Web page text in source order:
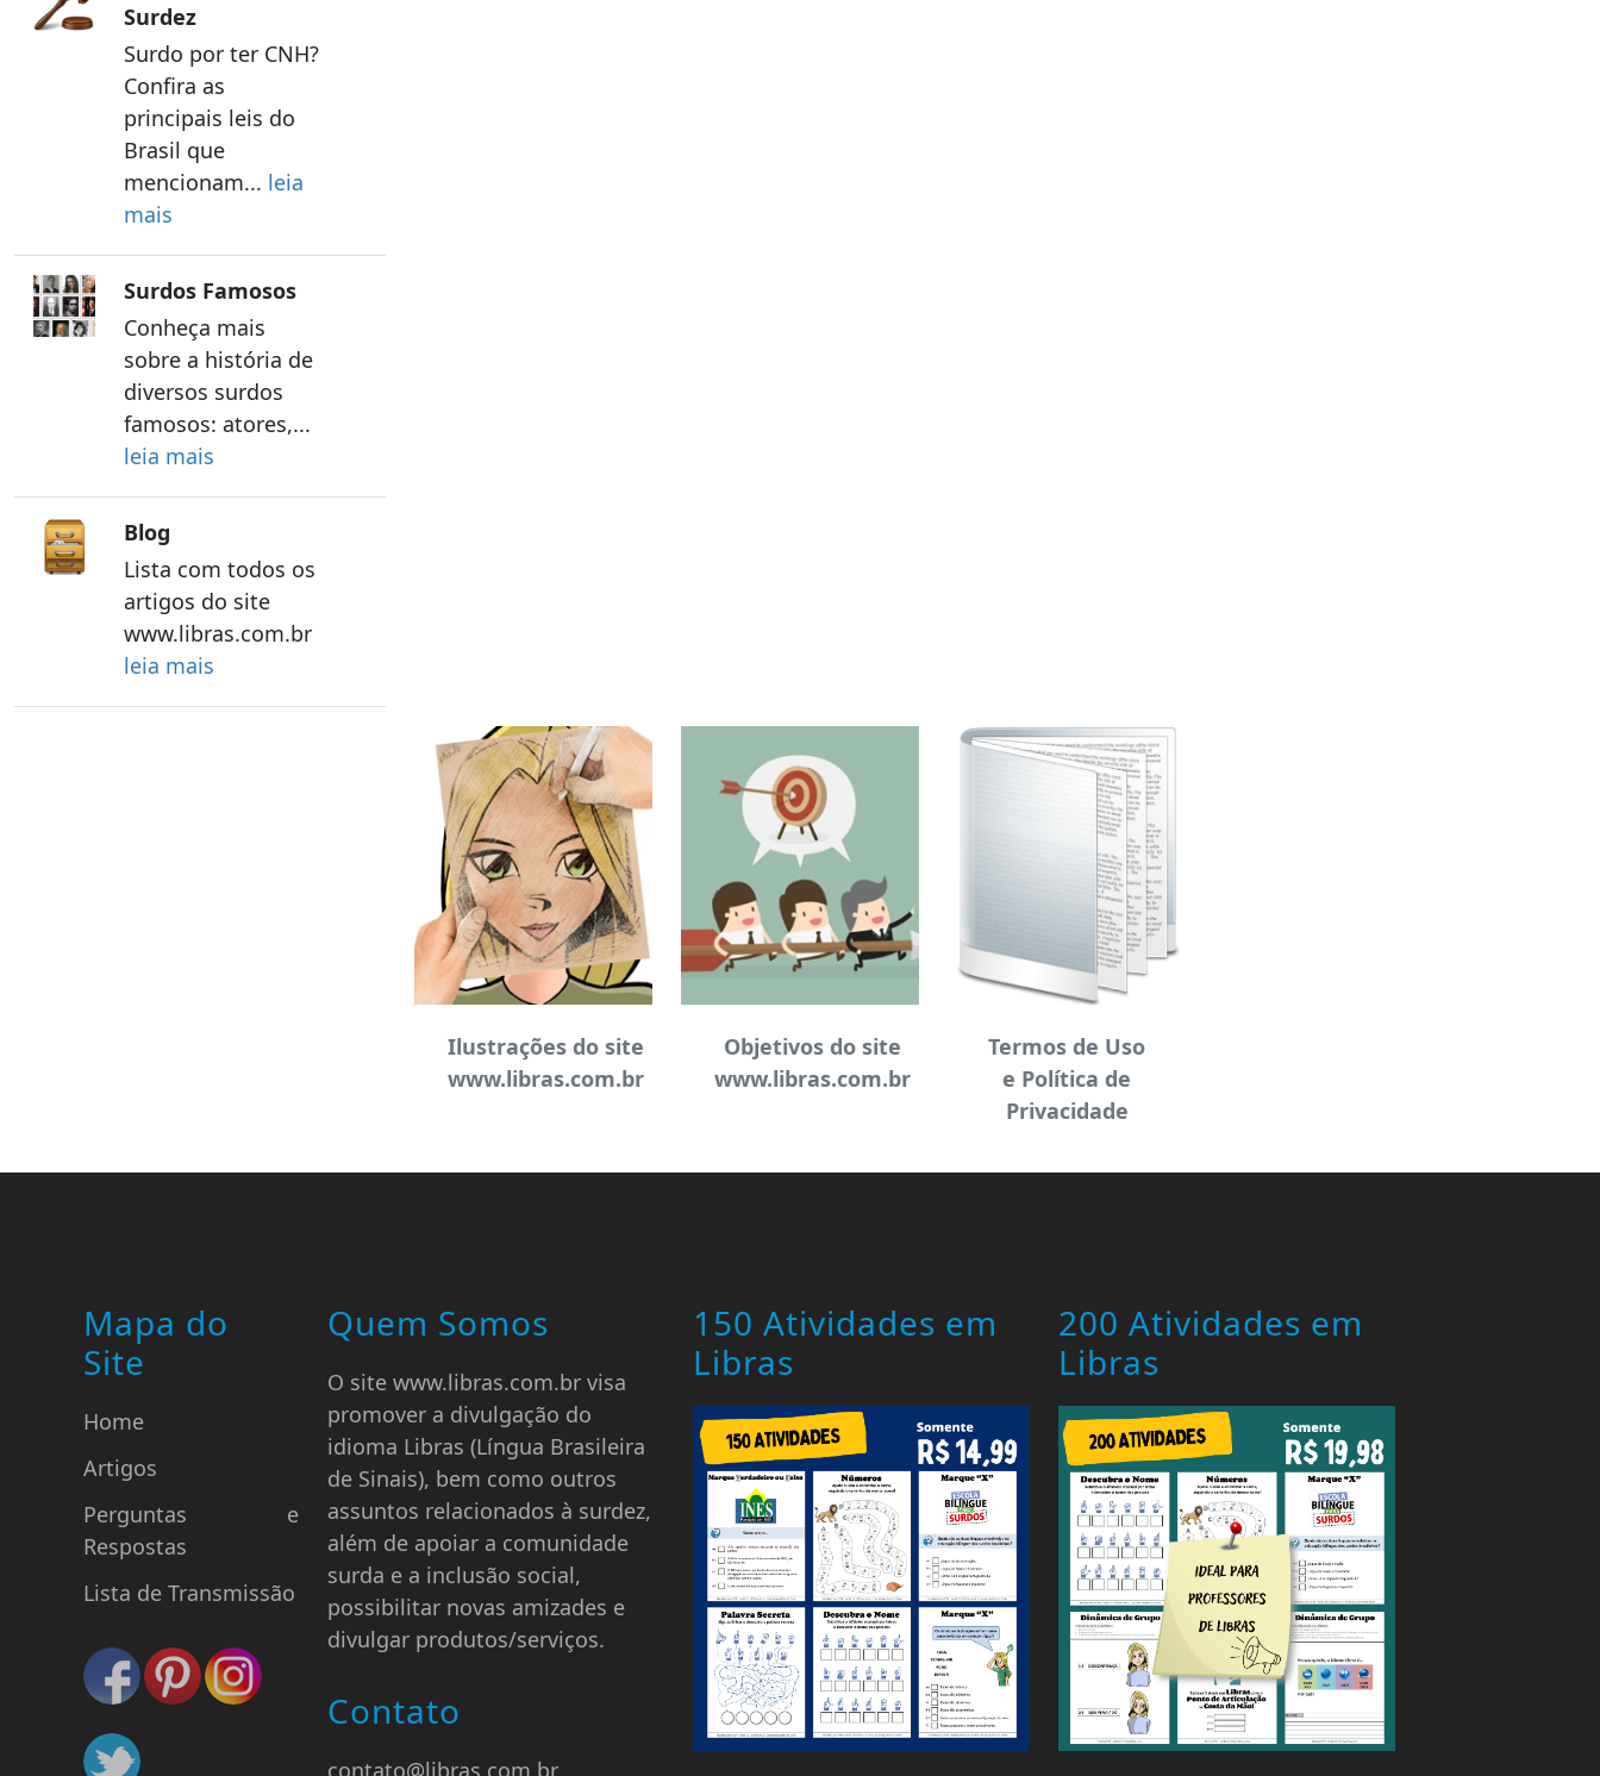
Surdez
Surdo por ter CNH?
Confira as
principais leis do
Brasil que
mencionam... leia
mais
Surdos Famosos
Conheça mais
sobre a história de
diversos surdos
famosos: atores,...
leia mais
Blog
Lista com todos os
artigos do site
www.libras.com.br
leia mais
Ilustrações do site
www.libras.com.br
Objetivos do site
www.libras.com.br
Termos de Uso
e Política de
Privacidade
Mapa do
Site
Home
Artigos
Perguntas e
Respostas
Lista de Transmissão
Quem Somos
O site www.libras.com.br visa
promover a divulgação do
idioma Libras (Língua Brasileira
de Sinais), bem como outros
assuntos relacionados à surdez,
além de apoiar a comunidade
surda e a inclusão social,
possibilitar novas amizades e
divulgar produtos/serviços.
Contato
150 Atividades em
Libras
200 Atividades em
Libras